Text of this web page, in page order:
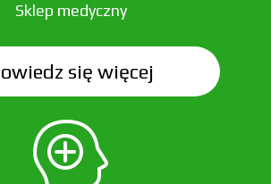
Sklep medyczny
się więcej